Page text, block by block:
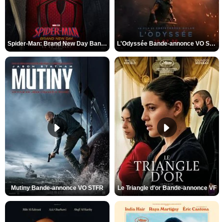
Spider-Man: Brand New Day Bande-annonce VO STFR L'Odyssée Bande-annonce VO STFR
Mutiny Bande-annonce VO STFR Le Triangle d'or Bande-annonce VF